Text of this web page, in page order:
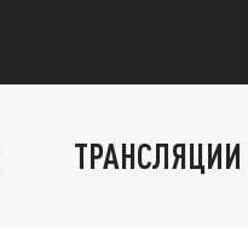
ТРАНСЛЯЦИИ